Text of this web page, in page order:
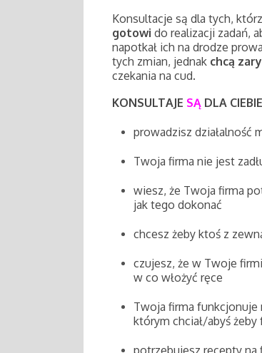
Konsultacje są dla tych,
gotowi do realizacji zadań,
napotkał ich na drodze
tych zmian, jednak chcą
czekania na cud.
KONSULTAJE SĄ DLA
prowadzisz działalność
Twoja firma nie jest
wiesz, że Twoja firma
jak tego dokonać
chcesz żeby ktoś z
czujesz, że w Twoje
w co włożyć ręce
Twoja firma funkcjonuje
którym chciał/abyś żeby